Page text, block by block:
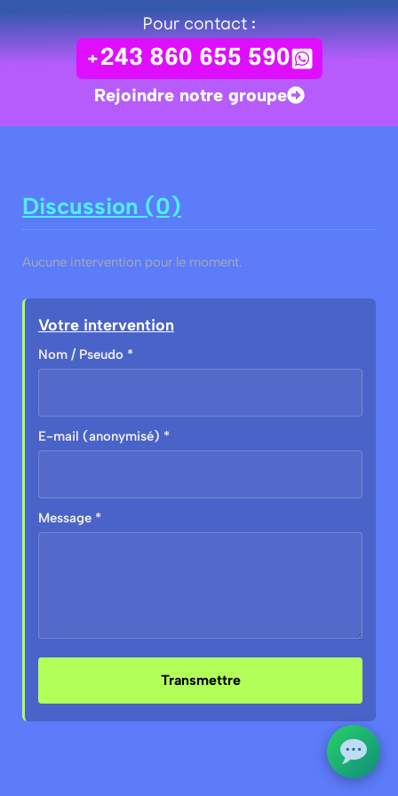
Pour contact :
+243 860 655 590
Rejoindre notre groupe
Discussion (0)
Aucune intervention pour le moment.
Votre intervention
Nom / Pseudo *
E-mail (anonymisé) *
Message *